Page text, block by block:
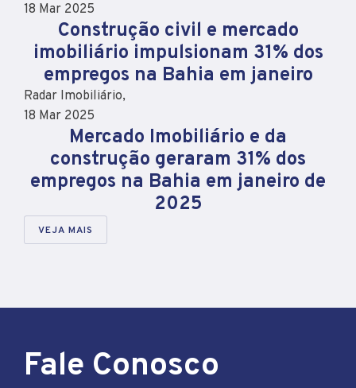
18 Mar 2025
Construção civil e mercado
imobiliário impulsionam 31% dos
empregos na Bahia em janeiro
Radar Imobiliário,
18 Mar 2025
Mercado Imobiliário e da
construção geraram 31% dos
empregos na Bahia em janeiro de
2025
VEJA MAIS
Fale Conosco